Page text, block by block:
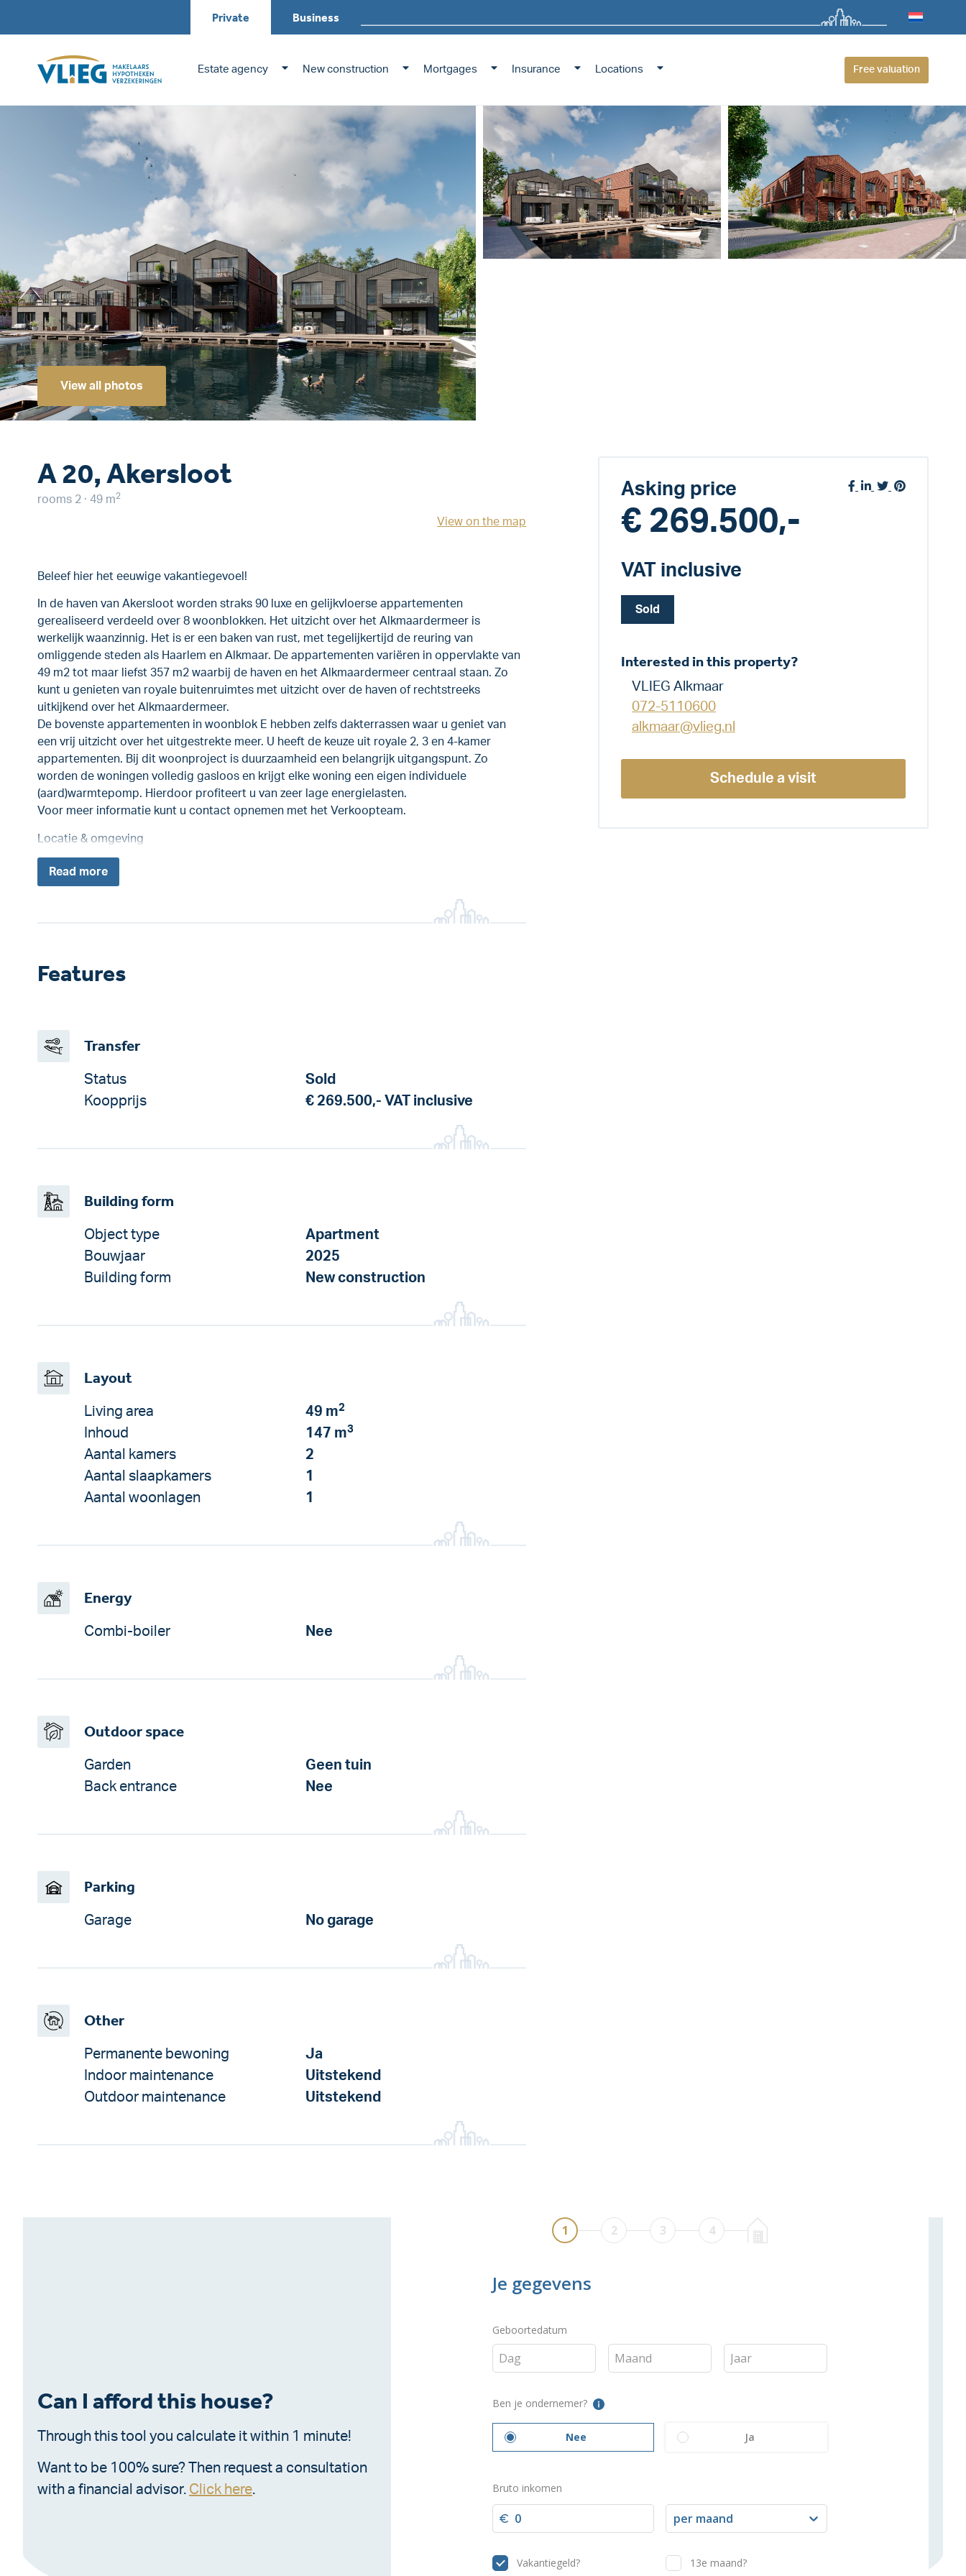
Private Business
Estate agency New construction Mortgages Insurance Locations Free valuation
View all photos
A 20, Akersloot
rooms 2 · 49 m2
View on the map
Beleef hier het eeuwige vakantiegevoel!
In de haven van Akersloot worden straks 90 luxe en gelijkvloerse appartementen
gerealiseerd verdeeld over 8 woonblokken. Het uitzicht over het Alkmaardermeer is
werkelijk waanzinnig. Het is er een baken van rust, met tegelijkertijd de reuring van
omliggende steden als Haarlem en Alkmaar. De appartementen variëren in oppervlakte van
49 m2 tot maar liefst 357 m2 waarbij de haven en het Alkmaardermeer centraal staan. Zo
kunt u genieten van royale buitenruimtes met uitzicht over de haven of rechtstreeks
uitkijkend over het Alkmaardermeer.
De bovenste appartementen in woonblok E hebben zelfs dakterrassen waar u geniet van
een vrij uitzicht over het uitgestrekte meer. U heeft de keuze uit royale 2, 3 en 4-kamer
appartementen. Bij dit woonproject is duurzaamheid een belangrijk uitgangspunt. Zo
worden de woningen volledig gasloos en krijgt elke woning een eigen individuele
(aard)warmtepomp. Hierdoor profiteert u van zeer lage energielasten.
Voor meer informatie kunt u contact opnemen met het Verkoopteam.
Locatie & omgeving
Read more
Features
Transfer
Status
Sold
Koopprijs
€ 269.500,- VAT inclusive
Building form
Object type
Apartment
Bouwjaar
2025
Building form
New construction
Layout
Living area 49 m2
Inhoud 147 m3
Aantal kamers
2
Aantal slaapkamers
1
Aantal woonlagen
1
Energy
Combi-boiler Nee
Outdoor space
Garden
Geen tuin
Back entrance
Nee
Parking
Garage No garage
Other
Permanente bewoning
Ja
Indoor maintenance
Uitstekend
Outdoor maintenance
Uitstekend
Asking price
€ 269.500,-
VAT inclusive
Sold
Interested in this property?
VLIEG Alkmaar
072-5110600
alkmaar@vlieg.nl
Schedule a visit
Can I afford this house?
Through this tool you calculate it within 1 minute!
Want to be 100% sure? Then request a consultation
with a financial advisor. Click here.